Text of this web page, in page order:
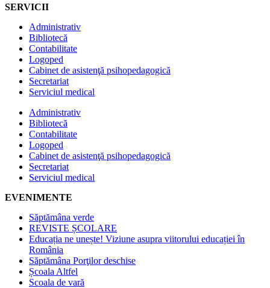
SERVICII
Administrativ
Bibliotecă
Contabilitate
Logoped
Cabinet de asistenţă psihopedagogică
Secretariat
Serviciul medical
Administrativ
Bibliotecă
Contabilitate
Logoped
Cabinet de asistenţă psihopedagogică
Secretariat
Serviciul medical
EVENIMENTE
Săptămâna verde
REVISTE ȘCOLARE
Educația ne unește! Viziune asupra viitorului educației în
România
Săptămâna Porţilor deschise
Școala Altfel
Scoala de vară